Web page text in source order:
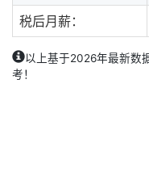
税后月薪：
以上基于2026年最新数
考！